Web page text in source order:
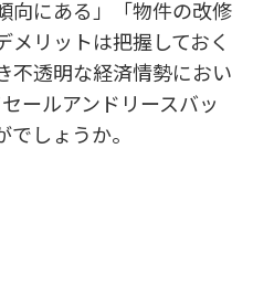
向にある」「物件の改修
リットは把握しておく
不透明な経済情勢におい
ールアンドリースバッ
しょうか。